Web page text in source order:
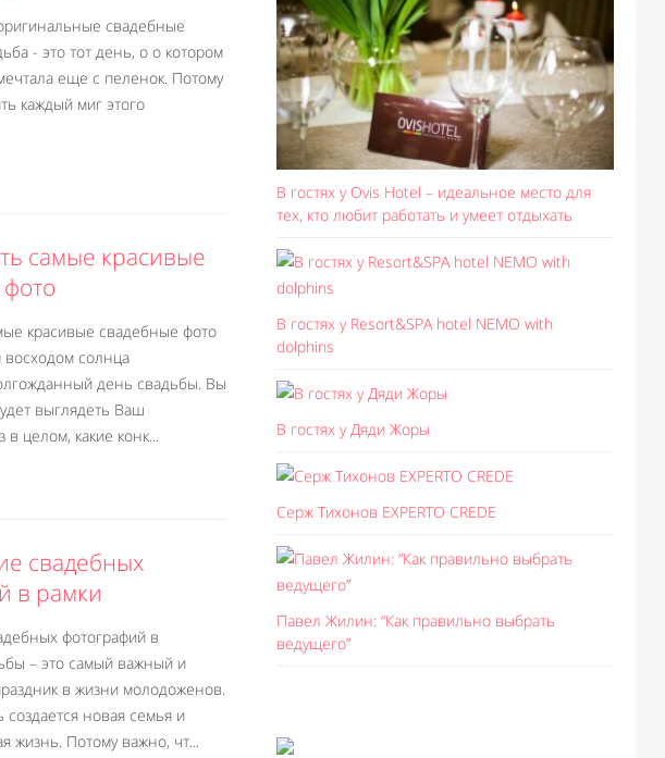
свадебные
- это тот день, о о котором
еще с пеленок. Потому
каждый миг этого
самые красивые
красивые свадебные фото
солнца
день свадьбы. Вы
выглядеть Ваш
целом, какие конк...
свадебных
в рамки
фотографий в
– это самый важный и
в жизни молодоженов.
создается новая семья и
жизнь. Потому важно, чт...
В гостях у Ovis Hotel – идеальное место для
тех, кто любит работать и умеет отдыхать
В гостях у Resort&SPA hotel NEMO with
dolphins
В гостях у Дяди Жоры
Серж Тихонов EXPERTO CREDE
Павел Жилин: “Как правильно выбрать
ведущего”